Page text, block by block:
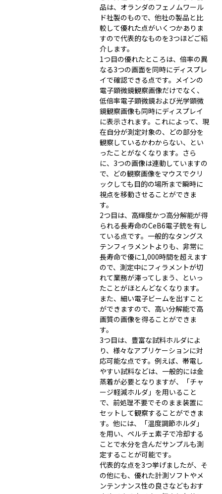
品は、オランダのフェノムワール
ド社製のもので、他社の製品と比
較して優れた点がいくつかありま
すので代表的なものを3つほどご紹
介します。
1つ目の優れたところは、倍率の異
なる3つの画面を同時にディスプレ
イで確認できる点です。メインの
電子顕微鏡観察画像だけでなく、
低倍率電子顕微鏡および光学顕微
鏡観察画像も同時にディスプレイ
に表示されます。これによって、現
在自分が測定対象の、どの部分を
観察しているかわからない、とい
ったことがなくなります。さら
に、3つの画像は連動していますの
で、どの観察画像をマウスでクリ
ックしても目的の場所まで瞬時に
視点を移動させることができま
す。
2つ目は、高輝度かつ高分解能が得
られる長寿命のCeB6電子銃を有し
ている点です。一般的なタングス
テンフィラメントよりも、非常に
長寿命で優に1,000時間を超えます
ので、測定中にフィラメントが切
れて業務が滞ってしまう、といっ
たことがほとんどなくなります。
また、細い電子ビームを出すこと
ができますので、高い分解能で高
画質の画像を得ることができま
す。
3つ目は、豊富な試料ホルダによ
り、様々なアプリケーションに対
応可能な点です。例えば、帯電し
やすい試料などは、一般的には金
蒸着が必要となりますが、「チャ
ージ軽減ホルダ」を用いること
で、前処理不要でそのまま装置に
セットして観察することができま
す。他には、「温度調節ホルダ」
を用い、ペルチェ素子で冷却する
ことで水分を含んだサンプルも測
定することが可能です。
代表的な点を3つ挙げましたが、そ
の他にも、優れた計測ソフトやメ
ンテンナンス性の良さなどもおす